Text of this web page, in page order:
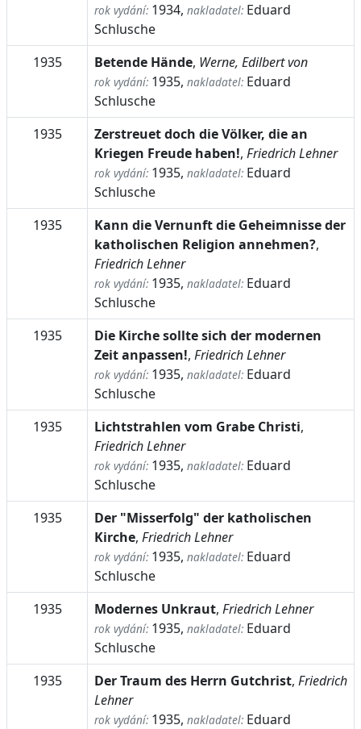
rok vydání: 1934, nakladatel: Eduard
Schlusche
1935
Betende Hände, Werne, Edilbert von
rok vydání: 1935, nakladatel: Eduard
Schlusche
1935
Zerstreuet doch die Völker, die an
Kriegen Freude haben!, Friedrich Lehner
rok vydání: 1935, nakladatel: Eduard
Schlusche
1935
Kann die Vernunft die Geheimnisse der
katholischen Religion annehmen?,
Friedrich Lehner
rok vydání: 1935, nakladatel: Eduard
Schlusche
1935
Die Kirche sollte sich der modernen
Zeit anpassen!, Friedrich Lehner
rok vydání: 1935, nakladatel: Eduard
Schlusche
1935
Lichtstrahlen vom Grabe Christi,
Friedrich Lehner
rok vydání: 1935, nakladatel: Eduard
Schlusche
1935
Der "Misserfolg" der katholischen
Kirche, Friedrich Lehner
rok vydání: 1935, nakladatel: Eduard
Schlusche
1935
Modernes Unkraut, Friedrich Lehner
rok vydání: 1935, nakladatel: Eduard
Schlusche
1935
Der Traum des Herrn Gutchrist, Friedrich
Lehner
rok vydání: 1935, nakladatel: Eduard